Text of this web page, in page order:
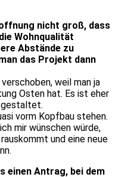
nicht groß, dass
Wohnqualität
Abstände zu
das Projekt dann
weil man ja
Osten hat. Es ist eher
gestaltet.
vorm Kopfbau stehen.
mir wünschen würde,
und eine neue
einen Antrag, bei dem